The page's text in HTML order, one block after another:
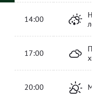
14:00
17:00
20:00